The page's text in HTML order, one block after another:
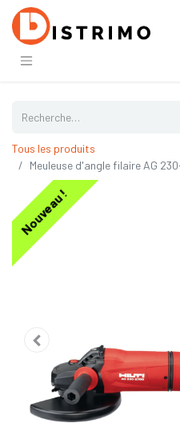
Tous les produits
Meuleuse d'angle filaire AG
Nouveau !